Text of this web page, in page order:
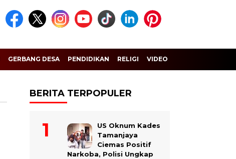
GERBANG DESA PENDIDIKAN RELIGI VIDEO
BERITA TERPOPULER
US Oknum Kades
Tamanjaya
Ciemas Positif
Narkoba, Polisi Ungkap